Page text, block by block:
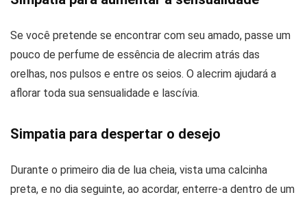
Se você pretende se encontrar com seu amado, passe um
pouco de perfume de essência de alecrim atrás das
orelhas, nos pulsos e entre os seios. O alecrim ajudará a
aflorar toda sua sensualidade e lascívia.
Simpatia para despertar o desejo
Durante o primeiro dia de lua cheia, vista uma calcinha
preta, e no dia seguinte, ao acordar, enterre-a dentro de um